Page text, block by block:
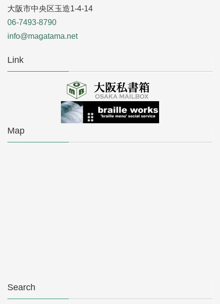
大阪市中央区玉造1-4-14
06-7493-8790
info@magatama.net
Link
Map
Search